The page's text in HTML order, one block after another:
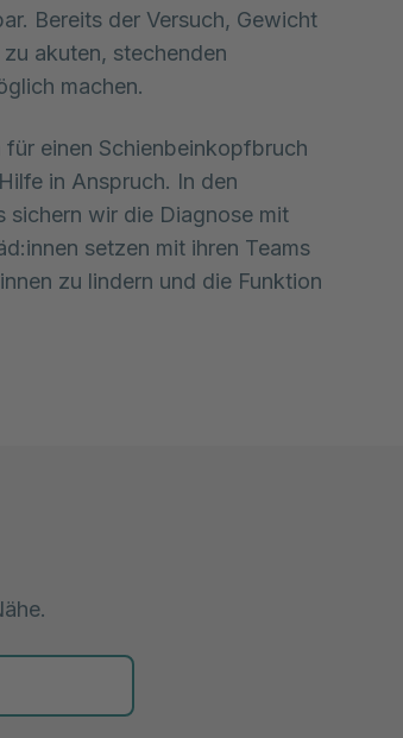
Bereits der Versuch, Gewicht
akuten, stechenden
machen.
einen Schienbeinkopfbruch
in Anspruch. In den
sichern wir die Diagnose mit
setzen mit ihren Teams
zu lindern und die Funktion